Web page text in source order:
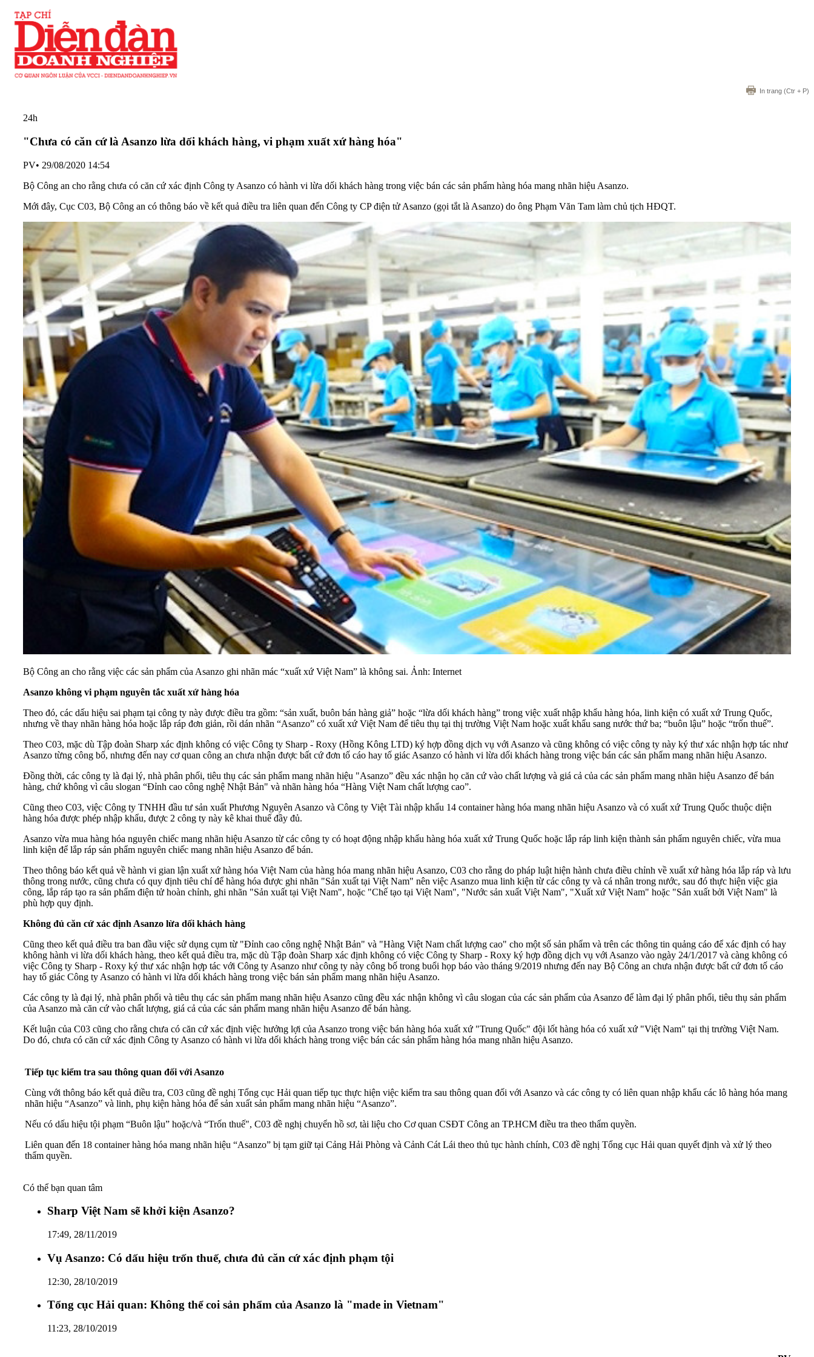
In trang (Ctr + P)
24h
"Chưa có căn cứ là Asanzo lừa dối khách hàng, vi phạm xuất xứ hàng hóa"
PV• 29/08/2020 14:54
Bộ Công an cho rằng chưa có căn cứ xác định Công ty Asanzo có hành vi lừa dối khách hàng trong việc bán các sản phẩm hàng hóa mang nhãn hiệu Asanzo.
Mới đây, Cục C03, Bộ Công an có thông báo về kết quả điều tra liên quan đến Công ty CP điện tử Asanzo (gọi tắt là Asanzo) do ông Phạm Văn Tam làm chủ tịch HĐQT.
Bộ Công an cho rằng việc các sản phẩm của Asanzo ghi nhãn mác “xuất xứ Việt Nam” là không sai. Ảnh: Internet
Asanzo không vi phạm nguyên tắc xuất xứ hàng hóa
Theo đó, các dấu hiệu sai phạm tại công ty này được điều tra gồm: “sản xuất, buôn bán hàng giả” hoặc “lừa dối khách hàng” trong việc xuất nhập khẩu hàng hóa, linh kiện có xuất xứ Trung Quốc,
nhưng về thay nhãn hàng hóa hoặc lắp ráp đơn giản, rồi dán nhãn “Asanzo” có xuất xứ Việt Nam để tiêu thụ tại thị trường Việt Nam hoặc xuất khẩu sang nước thứ ba; “buôn lậu” hoặc “trốn thuế”.
Theo C03, mặc dù Tập đoàn Sharp xác định không có việc Công ty Sharp - Roxy (Hồng Kông LTD) ký hợp đồng dịch vụ với Asanzo và cũng không có việc công ty này ký thư xác nhận hợp tác như
Asanzo từng công bố, nhưng đến nay cơ quan công an chưa nhận được bất cứ đơn tố cáo hay tố giác Asanzo có hành vi lừa dối khách hàng trong việc bán các sản phẩm mang nhãn hiệu Asanzo.
Đồng thời, các công ty là đại lý, nhà phân phối, tiêu thụ các sản phẩm mang nhãn hiệu "Asanzo” đều xác nhận họ căn cứ vào chất lượng và giá cả của các sản phẩm mang nhãn hiệu Asanzo để bán
hàng, chứ không vì câu slogan “Đỉnh cao công nghệ Nhật Bản" và nhãn hàng hóa “Hàng Việt Nam chất lượng cao”.
Cũng theo C03, việc Công ty TNHH đầu tư sản xuất Phương Nguyên Asanzo và Công ty Việt Tài nhập khẩu 14 container hàng hóa mang nhãn hiệu Asanzo và có xuất xứ Trung Quốc thuộc diện
hàng hóa được phép nhập khẩu, được 2 công ty này kê khai thuế đầy đủ.
Asanzo vừa mua hàng hóa nguyên chiếc mang nhãn hiệu Asanzo từ các công ty có hoạt động nhập khẩu hàng hóa xuất xứ Trung Quốc hoặc lắp ráp linh kiện thành sản phẩm nguyên chiếc, vừa mua
linh kiện để lắp ráp sản phẩm nguyên chiếc mang nhãn hiệu Asanzo để bán.
Theo thông báo kết quả về hành vi gian lận xuất xứ hàng hóa Việt Nam của hàng hóa mang nhãn hiệu Asanzo, C03 cho rằng do pháp luật hiện hành chưa điều chỉnh về xuất xứ hàng hóa lắp ráp và lưu
thông trong nước, cũng chưa có quy định tiêu chí để hàng hóa được ghi nhãn "Sản xuất tại Việt Nam" nên việc Asanzo mua linh kiện từ các công ty và cá nhân trong nước, sau đó thực hiện việc gia
công, lắp ráp tạo ra sản phẩm điện tử hoàn chỉnh, ghi nhãn "Sản xuất tại Việt Nam", hoặc "Chế tạo tại Việt Nam", "Nước sản xuất Việt Nam", "Xuất xứ Việt Nam" hoặc "Sản xuất bởi Việt Nam" là
phù hợp quy định.
Không đủ căn cứ xác định Asanzo lừa dối khách hàng
Cũng theo kết quả điều tra ban đầu việc sử dụng cụm từ "Đỉnh cao công nghệ Nhật Bản" và "Hàng Việt Nam chất lượng cao" cho một số sản phẩm và trên các thông tin quảng cáo để xác định có hay
không hành vi lừa dối khách hàng, theo kết quả điều tra, mặc dù Tập đoàn Sharp xác định không có việc Công ty Sharp - Roxy ký hợp đồng dịch vụ với Asanzo vào ngày 24/1/2017 và càng không có
việc Công ty Sharp - Roxy ký thư xác nhận hợp tác với Công ty Asanzo như công ty này công bố trong buổi họp báo vào tháng 9/2019 nhưng đến nay Bộ Công an chưa nhận được bất cứ đơn tố cáo
hay tố giác Công ty Asanzo có hành vi lừa dối khách hàng trong việc bán sản phẩm mang nhãn hiệu Asanzo.
Các công ty là đại lý, nhà phân phối và tiêu thụ các sản phẩm mang nhãn hiệu Asanzo cũng đều xác nhận không vì câu slogan của các sản phẩm của Asanzo để làm đại lý phân phối, tiêu thụ sản phẩm
của Asanzo mà căn cứ vào chất lượng, giá cả của các sản phẩm mang nhãn hiệu Asanzo để bán hàng.
Kết luận của C03 cũng cho rằng chưa có căn cứ xác định việc hưởng lợi của Asanzo trong việc bán hàng hóa xuất xứ "Trung Quốc" đội lốt hàng hóa có xuất xứ "Việt Nam" tại thị trường Việt Nam.
Do đó, chưa có căn cứ xác định Công ty Asanzo có hành vi lừa dối khách hàng trong việc bán các sản phẩm hàng hóa mang nhãn hiệu Asanzo.
Tiếp tục kiểm tra sau thông quan đối với Asanzo
Cùng với thông báo kết quả điều tra, C03 cũng đề nghị Tổng cục Hải quan tiếp tục thực hiện việc kiểm tra sau thông quan đối với Asanzo và các công ty có liên quan nhập khẩu các lô hàng hóa mang
nhãn hiệu “Asanzo” và linh, phụ kiện hàng hóa để sản xuất sản phẩm mang nhãn hiệu “Asanzo”.
Nếu có dấu hiệu tội phạm “Buôn lậu” hoặc/và “Trốn thuế", C03 đề nghị chuyển hồ sơ, tài liệu cho Cơ quan CSĐT Công an TP.HCM điều tra theo thẩm quyền.
Liên quan đến 18 container hàng hóa mang nhãn hiệu “Asanzo” bị tạm giữ tại Cảng Hải Phòng và Cảnh Cát Lái theo thủ tục hành chính, C03 đề nghị Tổng cục Hải quan quyết định và xử lý theo
thẩm quyền.
Có thể bạn quan tâm
Sharp Việt Nam sẽ khởi kiện Asanzo?
17:49, 28/11/2019
Vụ Asanzo: Có dấu hiệu trốn thuế, chưa đủ căn cứ xác định phạm tội
12:30, 28/10/2019
Tổng cục Hải quan: Không thể coi sản phẩm của Asanzo là "made in Vietnam"
11:23, 28/10/2019